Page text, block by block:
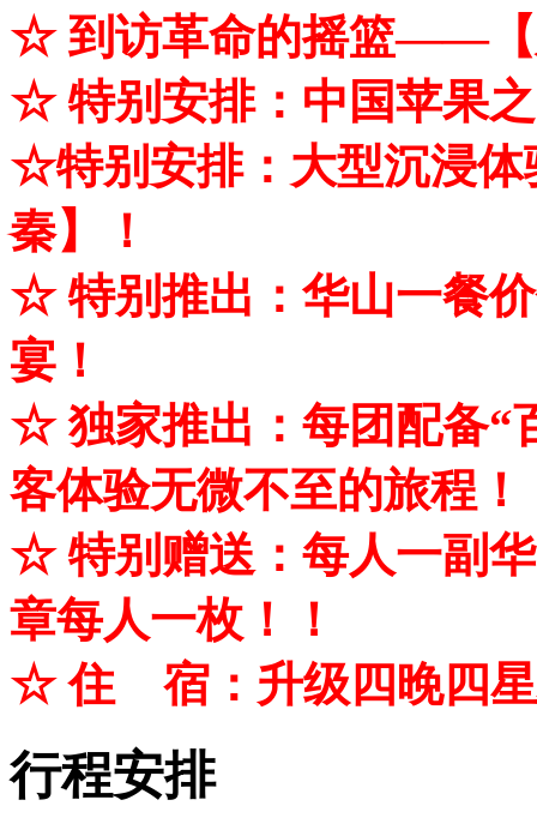
☆ 到访革命的摇篮——【
☆ 特别安排：中国苹果
☆特别安排：大型沉浸
秦】！
☆ 特别推出：华山一餐
宴！
☆ 独家推出：每团配备“
客体验无微不至的旅程！
☆ 特别赠送：每人一副
章每人一枚！
！
☆ 住 宿：升级四晚四星
行程安排